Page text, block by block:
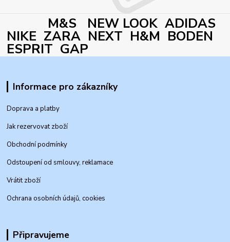
M&S NEW LOOK ADIDAS
NIKE ZARA NEXT H&M BODEN
ESPRIT GAP
Informace pro zákazníky
Doprava a platby
Jak rezervovat zboží
Obchodní podmínky
Odstoupení od smlouvy, reklamace
Vrátit zboží
Ochrana osobních údajů, cookies
Připravujeme